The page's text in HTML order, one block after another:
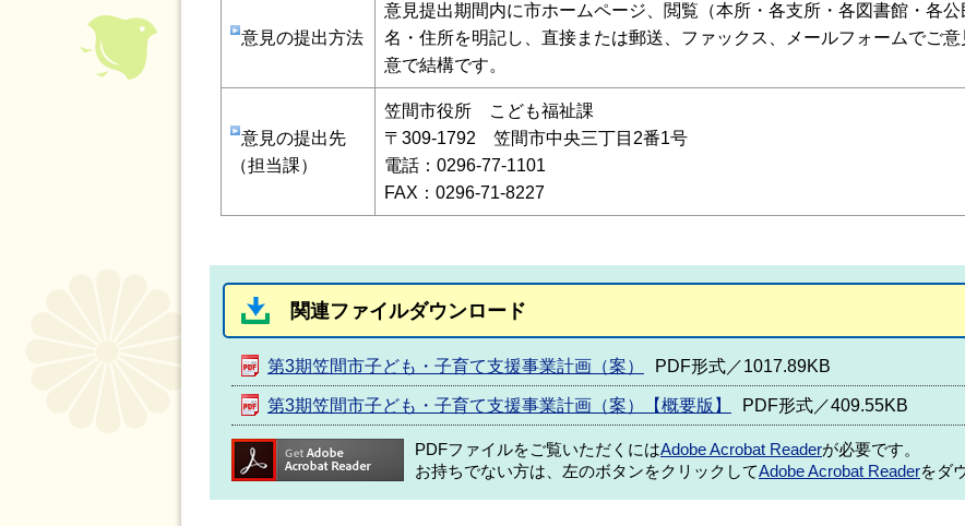
意見の提出方法
意見提出期間内に市ホームページ、閲覧（本所・各支所・各図書館・各
名・住所を明記し、直接または郵送、ファックス、メールフォームでご
意で結構です。
意見の提出先
（担当課）
笠間市役所 こども福祉課
〒309-1792 笠間市中央三丁目2番1号
電話：0296-77-1101
FAX：0296-71-8227
関連ファイルダウンロード
第3期笠間市子ども・子育て支援事業計画（案） PDF形式／1017.89KB
第3期笠間市子ども・子育て支援事業計画（案）【概要版】 PDF形式／409.55KB
PDFファイルをご覧いただくにはAdobe Acrobat Readerが必要です。
お持ちでない方は、左のボタンをクリックしてAdobe Acrobat Readerをダ